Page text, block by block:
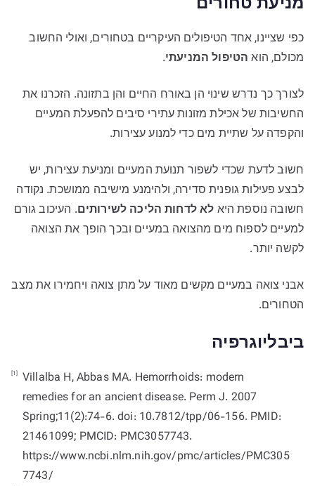
כפי שציינו, אחד הטיפולים העיקריים בטחורים, ואולי החשוב
מכולם, הוא הטיפול המניעתי.
לצורך כך נדרש שינוי הן באורח החיים והן בתזונה. הזכרנו את
החשיבות של אכילת מזונות עתירי סיבים להפעלת המעיים
והקפדה על שתיית מים כדי למנוע עצירות.
חשוב לדעת שכדי לשפור תנועת המעיים ומניעת עצירות, יש
לבצע פעילות גופנית סדירה, ולהימנע מישיבה ממושכת. נקודה
חשובה נוספת היא לא לדחות הליכה לשירותים. העיכוב גורם
למעיים לספוח מים מהצואה במעיים ובכך הופך את הצואה
לקשה יותר.
אבני צואה במעיים מקשים מאוד על מתן צואה ויחמירו את מצב
הטחורים.
ביבליוגרפיה
[1] Villalba H, Abbas MA. Hemorrhoids: modern
remedies for an ancient disease. Perm J. 2007
Spring;11(2):74-6. doi: 10.7812/tpp/06-156. PMID:
21461099; PMCID: PMC3057743.
https://www.ncbi.nlm.nih.gov/pmc/articles/PMC305
7743/